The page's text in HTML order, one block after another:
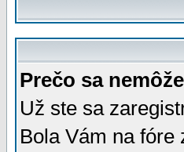
Prečo sa
Už ste sa
Bola Vám na